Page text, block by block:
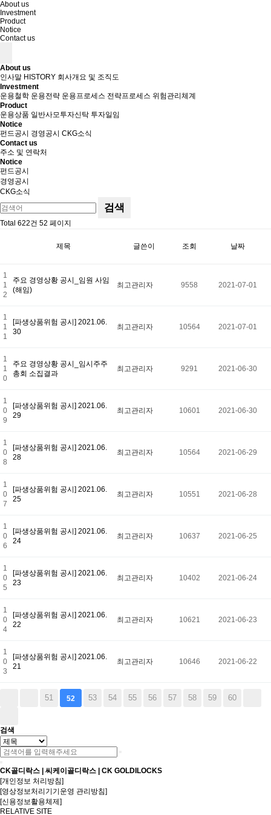
About us
Investment
Product
Notice
Contact us
About us
인사말 HISTORY 회사개요 및 조직도
Investment
운용철학 운용전략 운용프로세스 전략프로세스 위험관리체계
Product
운용상품 일반사모투자신탁 투자일임
Notice
펀드공시
경영공시 CKG소식
Contact us
주소 및 연락처
Notice
펀드공시
경영공시
CKG소식
검색
Total 622건 52 페이지
제목 글쓴이 조회 날짜
1
1
2
주요 경영상황 공시_임원 사임
(해임)
최고관리자 9558 2021-07-01
1
1
1
[파생상품위험 공시] 2021.06.
30
최고관리자 10564 2021-07-01
1
1
0
주요 경영상황 공시_임시주주
총회 소집결과
최고관리자 9291 2021-06-30
1
0
9
[파생상품위험 공시] 2021.06.
29
최고관리자 10601 2021-06-30
1
0
8
[파생상품위험 공시] 2021.06.
28
최고관리자 10564 2021-06-29
1
0
7
[파생상품위험 공시] 2021.06.
25
최고관리자 10551 2021-06-28
1
0
6
[파생상품위험 공시] 2021.06.
24
최고관리자 10637 2021-06-25
1
0
5
[파생상품위험 공시] 2021.06.
23
최고관리자 10402 2021-06-24
1
0
4
[파생상품위험 공시] 2021.06.
22
최고관리자 10621 2021-06-23
1
0
3
[파생상품위험 공시] 2021.06.
21
최고관리자 10646 2021-06-22
51 52 53 54 55 56 57 58 59 60
검색
CK골디락스 | 씨케이골디락스 | CK GOLDILOCKS
[개인정보 처리방침]
[영상정보처리기기운영 관리방침]
[신용정보활용체제]
RELATIVE SITE